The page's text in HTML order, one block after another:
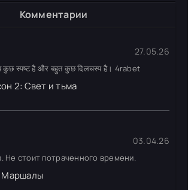
Комментарии
27.05.26
स्पष्ट है और बहुत कुछ दिलचस्प है। 4rabet
2: Свет и тьма
03.04.26
Не стоит потраченного времени.
Маршалы